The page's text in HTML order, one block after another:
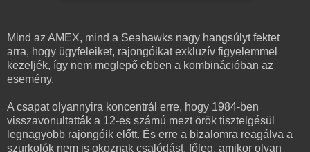
Mind az AMEX, mind a Seahawks nagy hangsúlyt fektet
arra, hogy ügyfeleiket, rajongóikat exkluzív figyelemmel
kezeljék, így nem meglepő ebben a kombinációban az
esemény.
A csapat olyannyira koncentrál erre, hogy 1984-ben
visszavonultatták a 12-es számú mezt örök tisztelgésül
legnagyobb rajongóik előtt. És erre a bizalomra reagálva a
szurkolók nem is okoznak csalódást, főleg, amikor olyan